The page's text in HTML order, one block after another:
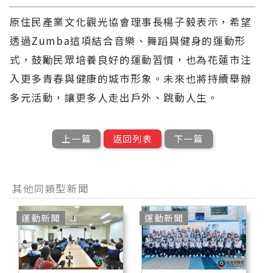
原住民產業文化觀光協會理事長楊子毅表示，希望
透過Zumba這項結合音樂、舞蹈與健身的運動形
式，鼓勵民眾培養良好的運動習慣，也為花蓮市注
入更多青春與健康的城市形象。未來也將持續舉辦
多元活動，讓更多人走出戶外、跳動人生。
上一篇 返回列表 下一篇
其他同類型新聞
運動新聞 運動新聞